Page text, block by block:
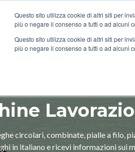
Questo sito utilizza cookie di altri siti per
più o negare il consenso a tutti o ad alcuni
Questo sito utilizza cookie di altri siti per
più o negare il consenso a tutti o ad alcuni
circolari, combinate, pialle a filo,
in italiano e ricevi informazioni sui